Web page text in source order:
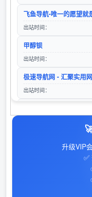
入站时间：2026-01-11
入站时间：2023-01-16
入站时间：2023-01-16
入站时间：2024-04-26
山东欣烨化工有限公司
入站时间：2025-05-26
飞鱼导航-唯一的愿望就
出站时间：
甲醇钡
出站时间：
极速导航网 - 汇聚实用
出站时间：
升级VIP